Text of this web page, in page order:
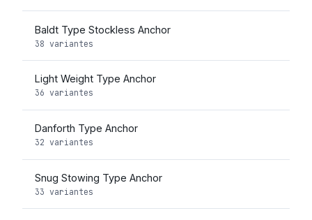
Baldt Type Stockless Anchor
38 variantes
Light Weight Type Anchor
36 variantes
Danforth Type Anchor
32 variantes
Snug Stowing Type Anchor
33 variantes